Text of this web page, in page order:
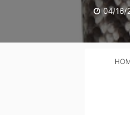
04/16/